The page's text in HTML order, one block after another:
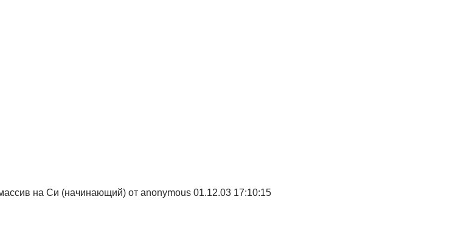
на Си (начинающий) от anonymous 01.12.03 17:10:15